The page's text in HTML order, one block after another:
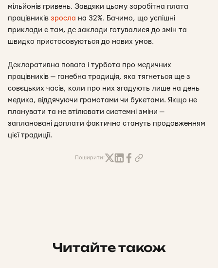
мільйонів гривень. Завдяки цьому заробітна плата
працівників зросла на 32%. Бачимо, що успішні
приклади є там, де заклади готувалися до змін та
швидко пристосовуються до нових умов.
Декларативна повага і турбота про медичних
працівників — ганебна традиція, яка тягнеться ще з
совєцьких часів, коли про них згадують лише на день
медика, віддячуючи грамотами чи букетами. Якщо не
планувати та не втілювати системні зміни —
заплановані доплати фактично стануть продовженням
цієї традиції.
Поширити:
Читайте також